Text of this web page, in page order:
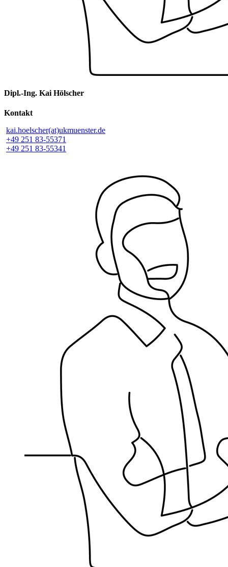
Dipl.-Ing. Kai Hölscher
Kontakt
kai.hoelscher(at)ukmuenster.de
+49 251 83-55371
+49 251 83-55341